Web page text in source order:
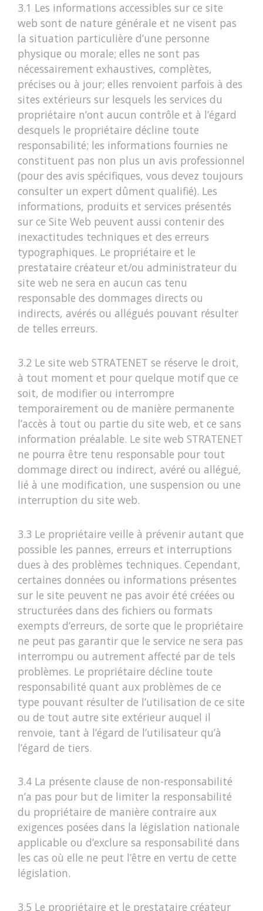
3.1 Les informations accessibles sur ce site
web sont de nature générale et ne visent pas
la situation particulière d’une personne
physique ou morale; elles ne sont pas
nécessairement exhaustives, complètes,
précises ou à jour; elles renvoient parfois à des
sites extérieurs sur lesquels les services du
propriétaire n’ont aucun contrôle et à l’égard
desquels le propriétaire décline toute
responsabilité; les informations fournies ne
constituent pas non plus un avis professionnel
(pour des avis spécifiques, vous devez toujours
consulter un expert dûment qualifié). Les
informations, produits et services présentés
sur ce Site Web peuvent aussi contenir des
inexactitudes techniques et des erreurs
typographiques. Le propriétaire et le
prestataire créateur et/ou administrateur du
site web ne sera en aucun cas tenu
responsable des dommages directs ou
indirects, avérés ou allégués pouvant résulter
de telles erreurs.
3.2 Le site web STRATENET se réserve le droit,
à tout moment et pour quelque motif que ce
soit, de modifier ou interrompre
temporairement ou de manière permanente
l’accès à tout ou partie du site web, et ce sans
information préalable. Le site web STRATENET
ne pourra être tenu responsable pour tout
dommage direct ou indirect, avéré ou allégué,
lié à une modification, une suspension ou une
interruption du site web.
3.3 Le propriétaire veille à prévenir autant que
possible les pannes, erreurs et interruptions
dues à des problèmes techniques. Cependant,
certaines données ou informations présentes
sur le site peuvent ne pas avoir été créées ou
structurées dans des fichiers ou formats
exempts d’erreurs, de sorte que le propriétaire
ne peut pas garantir que le service ne sera pas
interrompu ou autrement affecté par de tels
problèmes. Le propriétaire décline toute
responsabilité quant aux problèmes de ce
type pouvant résulter de l’utilisation de ce site
ou de tout autre site extérieur auquel il
renvoie, tant à l’égard de l’utilisateur qu’à
l’égard de tiers.
3.4 La présente clause de non-responsabilité
n’a pas pour but de limiter la responsabilité
du propriétaire de manière contraire aux
exigences posées dans la législation nationale
applicable ou d’exclure sa responsabilité dans
les cas où elle ne peut l’être en vertu de cette
législation.
3.5 Le propriétaire et le prestataire créateur